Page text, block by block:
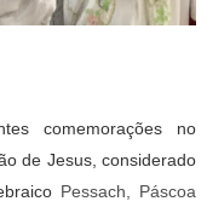
comemorações no
de Jesus, considerado
Pessach, Páscoa